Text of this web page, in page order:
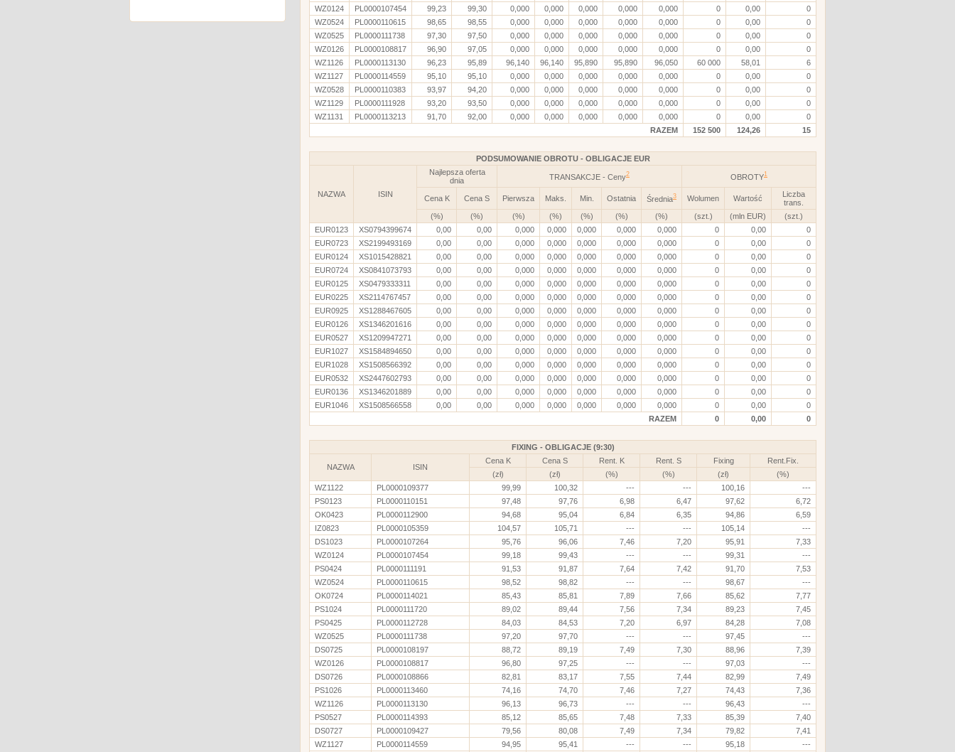
WZ0124
PL0000107454 99,23 99,30 0,000 0,000 0,000 0,000 0,000 0 0,00
0
WZ0524
PL0000110615 98,65 98,55 0,000 0,000 0,000 0,000 0,000 0 0,00
0
WZ0525
PL0000111738 97,30 97,50 0,000 0,000 0,000 0,000 0,000 0 0,00
0
WZ0126
PL0000108817 96,90 97,05 0,000 0,000 0,000 0,000 0,000 0 0,00
0
WZ1126
PL0000113130 96,23 95,89 96,140 96,140 95,890 95,890 96,050 60 000 58,01
6
WZ1127
PL0000114559 95,10 95,10 0,000 0,000 0,000 0,000 0,000 0 0,00
0
WZ0528
PL0000110383 93,97 94,20 0,000 0,000 0,000 0,000 0,000 0 0,00
0
WZ1129
PL0000111928 93,20 93,50 0,000 0,000 0,000 0,000 0,000 0 0,00
0
WZ1131
PL0000113213 91,70 92,00 0,000 0,000 0,000 0,000 0,000 0 0,00
0
RAZEM
152 500 124,26 15
PODSUMOWANIE OBROTU - OBLIGACJE EUR
NAZWA ISIN
Najlepsza oferta
dnia
TRANSAKCJE - Ceny2 OBROTY1
Cena K Cena S Pierwsza Maks. Min. Ostatnia Średnia3 Wolumen Wartość
Liczba
trans.
(%)
(%) (%) (%) (%) (%) (%) (szt.) (mln EUR)
(szt.)
EUR0123
XS0794399674 0,00 0,00 0,000 0,000 0,000 0,000 0,000 0 0,00
0
EUR0723
XS2199493169 0,00 0,00 0,000 0,000 0,000 0,000 0,000 0 0,00
0
EUR0124
XS1015428821 0,00 0,00 0,000 0,000 0,000 0,000 0,000 0 0,00
0
EUR0724
XS0841073793 0,00 0,00 0,000 0,000 0,000 0,000 0,000 0 0,00
0
EUR0125
XS0479333311 0,00 0,00 0,000 0,000 0,000 0,000 0,000 0 0,00
0
EUR0225
XS2114767457 0,00 0,00 0,000 0,000 0,000 0,000 0,000 0 0,00
0
EUR0925
XS1288467605 0,00 0,00 0,000 0,000 0,000 0,000 0,000 0 0,00
0
EUR0126
XS1346201616 0,00 0,00 0,000 0,000 0,000 0,000 0,000 0 0,00
0
EUR0527
XS1209947271 0,00 0,00 0,000 0,000 0,000 0,000 0,000 0 0,00
0
EUR1027
XS1584894650 0,00 0,00 0,000 0,000 0,000 0,000 0,000 0 0,00
0
EUR1028
XS1508566392 0,00 0,00 0,000 0,000 0,000 0,000 0,000 0 0,00
0
EUR0532
XS2447602793 0,00 0,00 0,000 0,000 0,000 0,000 0,000 0 0,00
0
EUR0136
XS1346201889 0,00 0,00 0,000 0,000 0,000 0,000 0,000 0 0,00
0
EUR1046
XS1508566558 0,00 0,00 0,000 0,000 0,000 0,000 0,000 0 0,00
0
RAZEM
0 0,00 0
FIXING - OBLIGACJE (9:30)
NAZWA ISIN
Cena K Cena S Rent. K Rent. S Fixing
Rent.Fix.
(zł)
(zł) (%) (%) (zł)
(%)
WZ1122
PL0000109377 99,99 100,32 --- --- 100,16
---
PS0123
PL0000110151 97,48 97,76 6,98 6,47 97,62
6,72
OK0423
PL0000112900 94,68 95,04 6,84 6,35 94,86
6,59
IZ0823
PL0000105359 104,57 105,71 --- --- 105,14
---
DS1023
PL0000107264 95,76 96,06 7,46 7,20 95,91
7,33
WZ0124
PL0000107454 99,18 99,43 --- --- 99,31
---
PS0424
PL0000111191 91,53 91,87 7,64 7,42 91,70
7,53
WZ0524
PL0000110615 98,52 98,82 --- --- 98,67
---
OK0724
PL0000114021 85,43 85,81 7,89 7,66 85,62
7,77
PS1024
PL0000111720 89,02 89,44 7,56 7,34 89,23
7,45
PS0425
PL0000112728 84,03 84,53 7,20 6,97 84,28
7,08
WZ0525
PL0000111738 97,20 97,70 --- --- 97,45
---
DS0725
PL0000108197 88,72 89,19 7,49 7,30 88,96
7,39
WZ0126
PL0000108817 96,80 97,25 --- --- 97,03
---
DS0726
PL0000108866 82,81 83,17 7,55 7,44 82,99
7,49
PS1026
PL0000113460 74,16 74,70 7,46 7,27 74,43
7,36
WZ1126
PL0000113130 96,13 96,73 --- --- 96,43
---
PS0527
PL0000114393 85,12 85,65 7,48 7,33 85,39
7,40
DS0727
PL0000109427 79,56 80,08 7,49 7,34 79,82
7,41
WZ1127
PL0000114559 94,95 95,41 --- --- 95,18
---